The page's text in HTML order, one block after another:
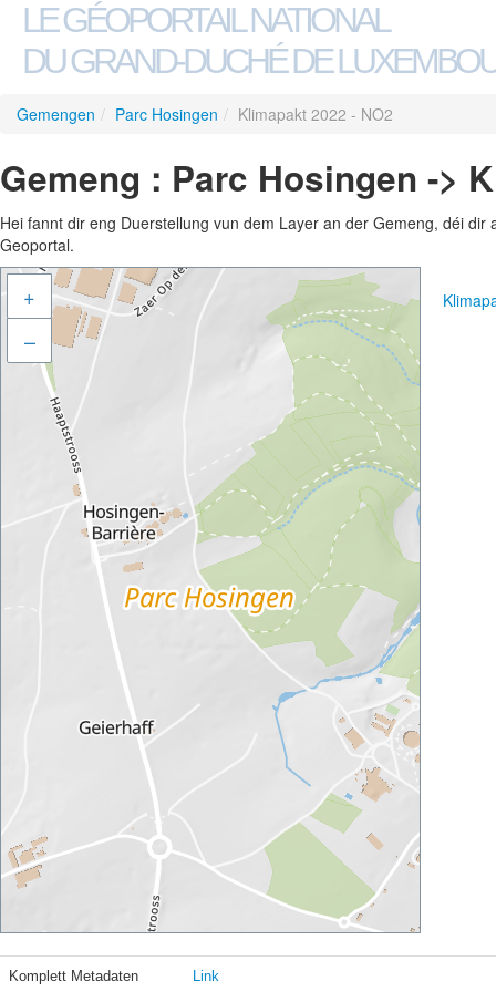
LE GÉOPORTAIL NATIONAL
DU GRAND-DUCHÉ DE
Gemengen / Parc Hosingen / Klimapakt 2022 - NO2
Gemeng : Parc Hosingen ->
Hei fannt dir eng Duerstellung vun dem Layer an der Gemeng, déi
Geoportal.
+
–
Komplett Metadaten Link